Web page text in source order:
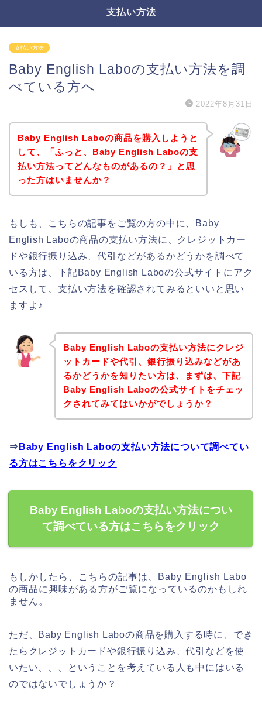
支払い方法
支払い方法
Baby English Laboの支払い方法を調
べている方へ
2022年8月31日
Baby English Laboの商品を購入しようと
して、「ふっと、Baby English Laboの支
払い方法ってどんなものがあるの？」と思
った方はいませんか？
もしも、こちらの記事をご覧の方の中に、Baby
English Laboの商品の支払い方法に、クレジットカー
ドや銀行振り込み、代引などがあるかどうかを調べて
いる方は、下記Baby English Laboの公式サイトにアク
セスして、支払い方法を確認されてみるといいと思い
ますよ♪
Baby English Laboの支払い方法にクレジ
ットカードや代引、銀行振り込みなどがあ
るかどうかを知りたい方は、まずは、下記
Baby English Laboの公式サイトをチェッ
クされてみてはいかがでしょうか？
⇒ Baby English Laboの支払い方法について調べてい
る方はこちらをクリック
Baby English Laboの支払い方法につい
て調べている方はこちらをクリック
もしかしたら、こちらの記事は、Baby English Labo
の商品に興味がある方がご覧になっているのかもしれ
ません。
ただ、Baby English Laboの商品を購入する時に、でき
たらクレジットカードや銀行振り込み、代引などを使
いたい、、、ということを考えている人も中にはいる
のではないでしょうか？